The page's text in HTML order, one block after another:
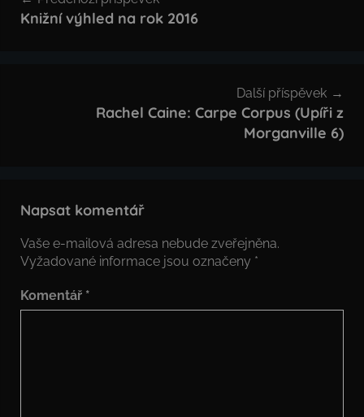
proKnižní výhled na rok 2016
Další příspěvek
Rachel Caine: Carpe Corpus (Upíři z
Morganville 6)
Napsat komentář
Vaše e-mailová adresa nebude zveřejněna.
Vyžadované informace jsou označeny *
Komentář *